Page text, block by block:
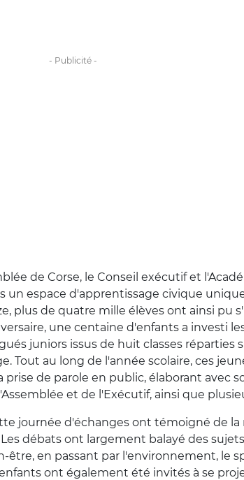
de Corse, le Conseil exécutif et
un espace d'apprentissage civique
plus de quatre mille élèves ont ainsi pu
une centaine d'enfants a investi
juniors issus de huit classes réparties
Tout au long de l'année scolaire, ces
de parole en public, élaborant avec
et de l'Exécutif, ainsi que
journée d'échanges ont témoigné de
débats ont largement balayé des
être, en passant par l'environnement, le
ont également été invités à se